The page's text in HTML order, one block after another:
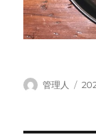
投
管理人
投